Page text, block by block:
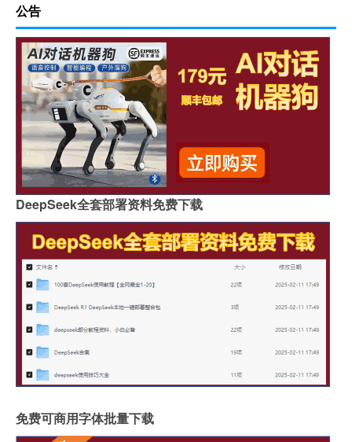
公告
DeepSeek全套部署资料免费下载
免费可商用字体批量下载